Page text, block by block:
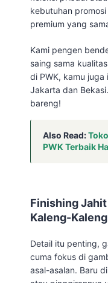
kebutuhan
premium yang
Kami pengen
saing sama
di PWK, kamu
Jakarta dan
bareng!
Also Read:
PWK Terbaik
Finishing Jahit
Kaleng-Kaleng
Detail itu penting,
cuma fokus di
asal-asalan. Baru